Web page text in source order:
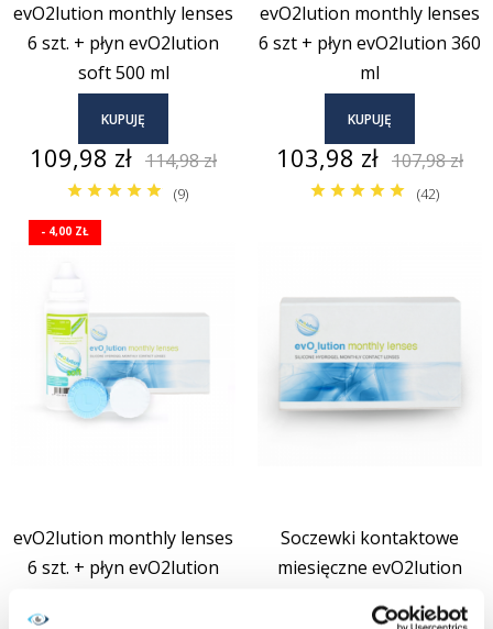
evO2lution monthly lenses
6 szt. + płyn evO2lution
soft 500 ml
KUPUJĘ
Cena
109,98 zł Cena
podstawowa
114,98 zł
evO2lution monthly lenses
6 szt + płyn evO2lution 360
ml
KUPUJĘ
Cena
103,98 zł Cena
107,98 zł
(9)
evO2lution monthly lenses
6 szt. + płyn evO2lution
- 4,00 ZŁ
(42)
Soczewki kontaktowe
miesięczne evO2lution